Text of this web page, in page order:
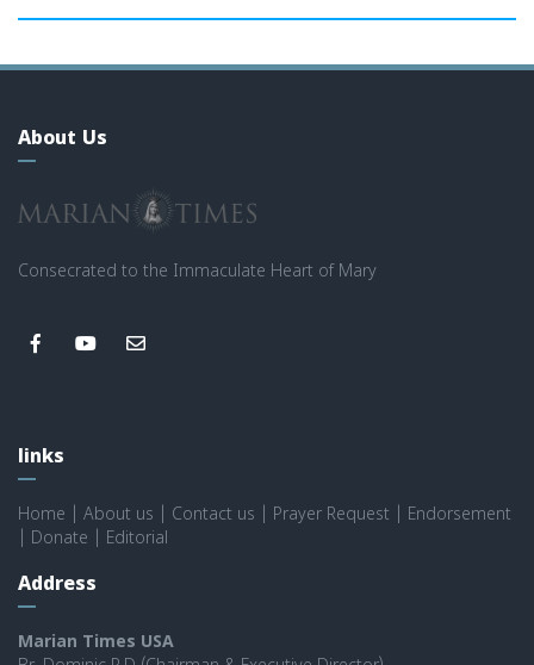
About Us
Consecrated to the Immaculate Heart of Mary
links
Home About us Contact us Prayer Request
Endorsement
Donate Editorial
Address
Marian Times USA